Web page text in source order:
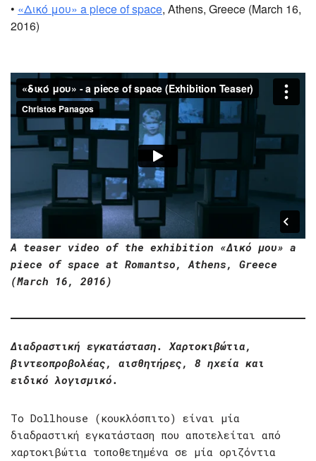
• «Δικό μου» a piece of space, Athens, Greece (March 16,
2016)
A teaser video of the exhibition «Δικό μου» a
piece of space at Romantso, Athens, Greece
(March 16, 2016)
Διαδραστική εγκατάσταση. Χαρτοκιβώτια,
βιντεοπροβολέας, αισθητήρες, 8 ηχεία και
ειδικό λογισμικό.
Το Dollhouse (κουκλόσπιτο) είναι μία
διαδραστική εγκατάσταση που αποτελείται από
χαρτοκιβώτια τοποθετημένα σε μία οριζόντια